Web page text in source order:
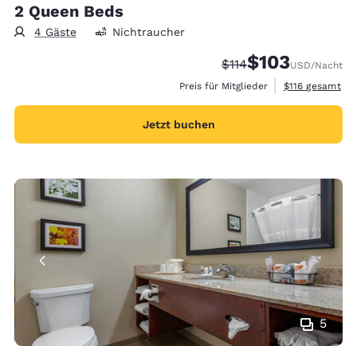
2 Queen Beds
4 Gäste Nichtraucher
Durchgestrichener
$114Vergünstigter
$103USD/Nacht
Preis für Mitglieder
Geschätzte
$116 gesamt
Jetzt buchen
5